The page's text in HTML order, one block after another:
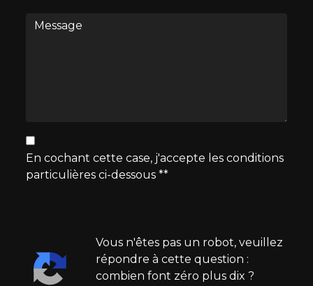
En cochant cette case, j'accepte les conditions
particulières ci-dessous **
Vous n'êtes pas un robot, veuillez
répondre à cette question :
combien font zéro plus dix ?